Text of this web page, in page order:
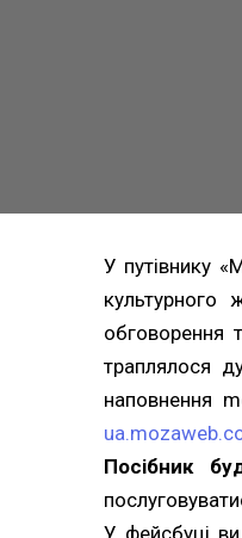
У путівнику
культурного
обговорення
траплялося
наповнення
Посібник
У фейсбуці